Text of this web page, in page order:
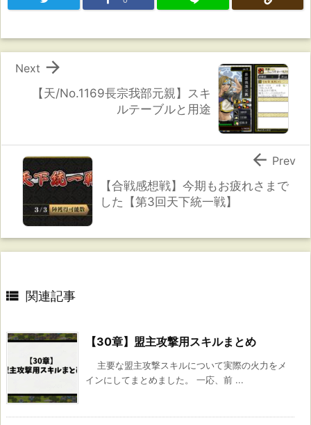
【天/No.1169長宗我部元親】スキ
ルテーブルと用途

Next
【合戦感想戦】今期もお疲れさまで
した【第3回天下統一戦】
 Prev
 関連記事
【30章】盟主攻撃用スキルまとめ
主要な盟主攻撃スキルについて実際の火力をメ
インにしてまとめました。 一応、前 ...